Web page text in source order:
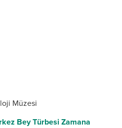
Müzesi
Bey Türbesi Zamana